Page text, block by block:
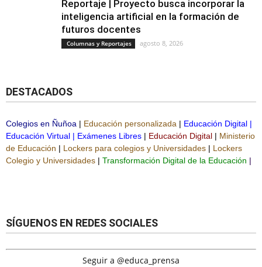
Reportaje | Proyecto busca incorporar la
inteligencia artificial en la formación de
futuros docentes
Columnas y Reportajes agosto 8, 2026
DESTACADOS
Colegios en Ñuñoa | Educación personalizada | Educación Digital |
Educación Virtual | Exámenes Libres | Educación Digital | Ministerio
de Educación | Lockers para colegios y Universidades | Lockers
Colegio y Universidades | Transformación Digital de la Educación |
SÍGUENOS EN REDES SOCIALES
Seguir a @educa_prensa